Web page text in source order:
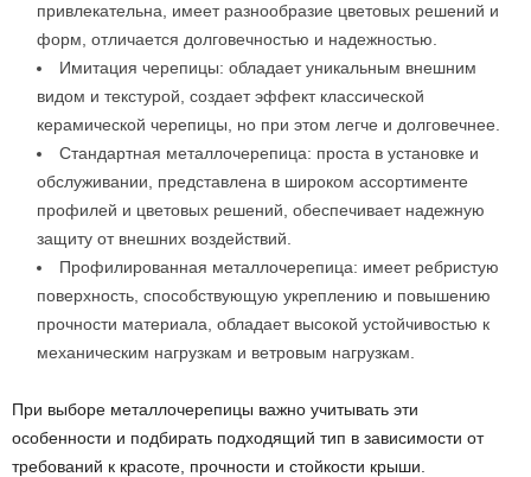
привлекательна, имеет разнообразие цветовых решений и
форм, отличается долговечностью и надежностью.
Имитация черепицы: обладает уникальным внешним
видом и текстурой, создает эффект классической
керамической черепицы, но при этом легче и долговечнее.
Стандартная металлочерепица: проста в установке и
обслуживании, представлена в широком ассортименте
профилей и цветовых решений, обеспечивает надежную
защиту от внешних воздействий.
Профилированная металлочерепица: имеет ребристую
поверхность, способствующую укреплению и повышению
прочности материала, обладает высокой устойчивостью к
механическим нагрузкам и ветровым нагрузкам.
При выборе металлочерепицы важно учитывать эти
особенности и подбирать подходящий тип в зависимости от
требований к красоте, прочности и стойкости крыши.